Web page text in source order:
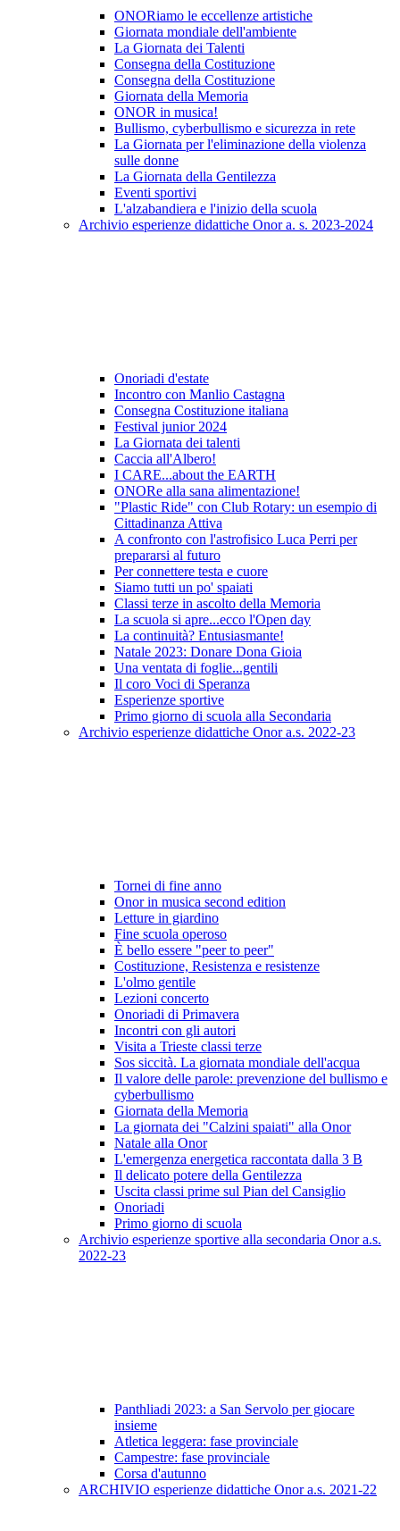
ONORiamo le eccellenze artistiche
Giornata mondiale dell'ambiente
La Giornata dei Talenti
Consegna della Costituzione
Consegna della Costituzione
Giornata della Memoria
ONOR in musica!
Bullismo, cyberbullismo e sicurezza in rete
La Giornata per l'eliminazione della violenza
sulle donne
La Giornata della Gentilezza
Eventi sportivi
L'alzabandiera e l'inizio della scuola
Archivio esperienze didattiche Onor a. s. 2023-2024
Onoriadi d'estate
Incontro con Manlio Castagna
Consegna Costituzione italiana
Festival junior 2024
La Giornata dei talenti
Caccia all'Albero!
I CARE...about the EARTH
ONORe alla sana alimentazione!
"Plastic Ride" con Club Rotary: un esempio di
Cittadinanza Attiva
A confronto con l'astrofisico Luca Perri per
prepararsi al futuro
Per connettere testa e cuore
Siamo tutti un po' spaiati
Classi terze in ascolto della Memoria
La scuola si apre...ecco l'Open day
La continuità? Entusiasmante!
Natale 2023: Donare Dona Gioia
Una ventata di foglie...gentili
Il coro Voci di Speranza
Esperienze sportive
Primo giorno di scuola alla Secondaria
Archivio esperienze didattiche Onor a.s. 2022-23
Tornei di fine anno
Onor in musica second edition
Letture in giardino
Fine scuola operoso
È bello essere "peer to peer"
Costituzione, Resistenza e resistenze
L'olmo gentile
Lezioni concerto
Onoriadi di Primavera
Incontri con gli autori
Visita a Trieste classi terze
Sos siccità. La giornata mondiale dell'acqua
Il valore delle parole: prevenzione del bullismo e
cyberbullismo
Giornata della Memoria
La giornata dei "Calzini spaiati" alla Onor
Natale alla Onor
L'emergenza energetica raccontata dalla 3 B
Il delicato potere della Gentilezza
Uscita classi prime sul Pian del Cansiglio
Onoriadi
Primo giorno di scuola
Archivio esperienze sportive alla secondaria Onor a.s.
2022-23
Panthliadi 2023: a San Servolo per giocare
insieme
Atletica leggera: fase provinciale
Campestre: fase provinciale
Corsa d'autunno
ARCHIVIO esperienze didattiche Onor a.s. 2021-22